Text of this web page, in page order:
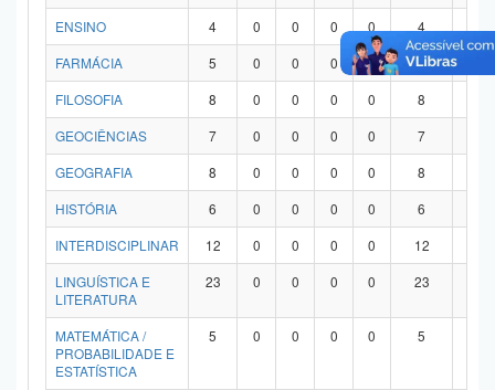
ENSINO
4 0 0 0 0 4
FARMÁCIA
5 0 0 0 0 5
FILOSOFIA
8 0 0 0 0 8
GEOCIÊNCIAS
7 0 0 0 0 7
GEOGRAFIA
8 0 0 0 0 8
HISTÓRIA
6 0 0 0 0 6
INTERDISCIPLINAR
12 0 0 0 0 12
LINGUÍSTICA E
LITERATURA
23 0 0 0 0 23
MATEMÁTICA /
PROBABILIDADE E
ESTATÍSTICA
5 0 0 0 0 5